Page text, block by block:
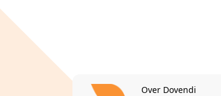
Over Dovendi